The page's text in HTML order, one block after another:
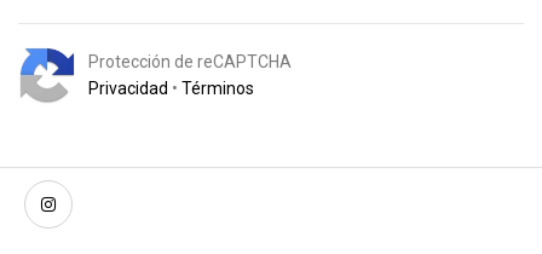
Protección de reCAPTCHA
Privacidad • Términos